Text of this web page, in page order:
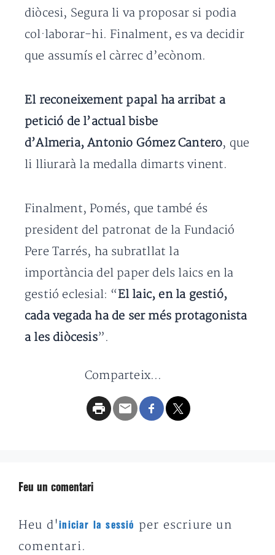
diòcesi, Segura li va proposar si podia
col·laborar-hi. Finalment, es va decidir
que assumís el càrrec d’ecònom.
El reconeixement papal ha arribat a
petició de l’actual bisbe
d’Almeria, Antonio Gómez Cantero, que
li lliurarà la medalla dimarts vinent.
Finalment, Pomés, que també és
president del patronat de la Fundació
Pere Tarrés, ha subratllat la
importància del paper dels laics en la
gestió eclesial: “El laic, en la gestió,
cada vegada ha de ser més protagonista
a les diòcesis”.
Comparteix...
Feu un comentari
Heu d'iniciar la sessió
per escriure un
comentari.